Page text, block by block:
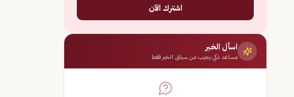
اشترك الآن
اسأل الخبر
مساعد ذكي يجيب من سياق الخبر فقط